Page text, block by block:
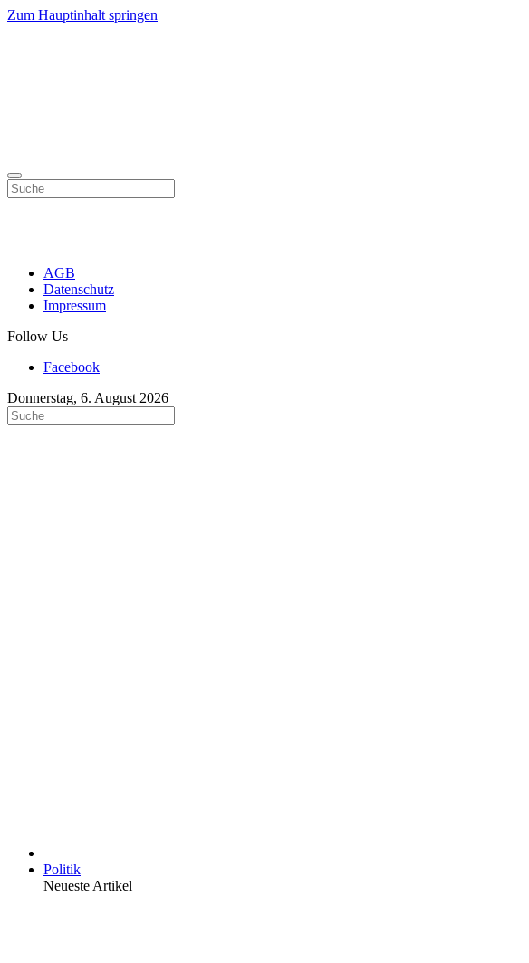
Zum Hauptinhalt springen
AGB
Datenschutz
Impressum
Follow Us
Facebook
Donnerstag, 6. August 2026
Politik
Neueste Artikel